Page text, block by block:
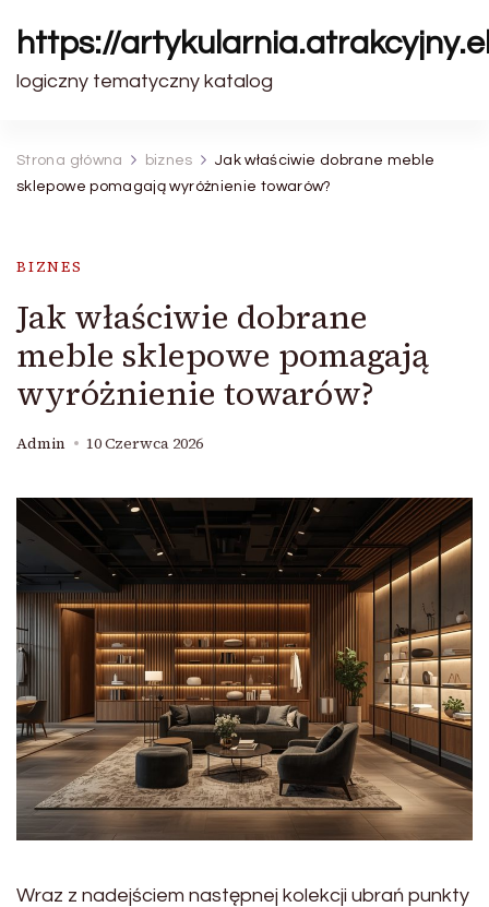
https://
logiczny tematyczny katalog
Strona główna biznes
Jak właściwie dobrane meble
sklepowe pomagają wyróżnienie towarów?
BIZNES
Jak właściwie dobrane
meble sklepowe pomagają
wyróżnienie towarów?
Admin 10 Czerwca 2026
Wraz z nadejściem następnej kolekcji ubrań punkty